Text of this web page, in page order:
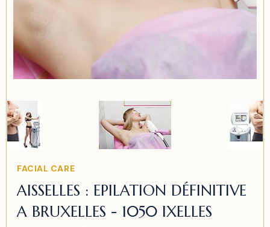
Item
2
of
Item
FACIAL CARE
AISSELLES : EPILATION DÉFINITIVE
A BRUXELLES - 1050 IXELLES